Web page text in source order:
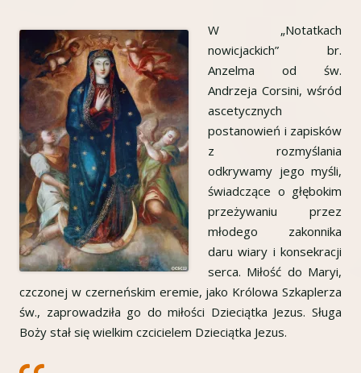
W „Notatkach
nowicjackich” br.
Anzelma od św.
Andrzeja Corsini, wśród
ascetycznych
postanowień i zapisków
z rozmyślania
odkrywamy jego myśli,
świadczące o głębokim
przeżywaniu przez
młodego zakonnika
daru wiary i konsekracji
serca. Miłość do Maryi,
czczonej w czerneńskim eremie, jako Królowa Szkaplerza
św., zaprowadziła go do miłości Dzieciątka Jezus. Sługa
Boży stał się wielkim czcicielem Dzieciątka Jezus.